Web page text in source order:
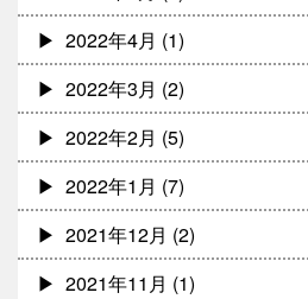
2022年4月 (1)
2022年3月 (2)
2022年2月 (5)
2022年1月 (7)
2021年12月 (2)
2021年11月 (1)